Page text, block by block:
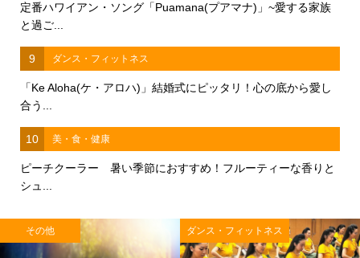
定番ハワイアン・ソング「Puamana(プアマナ)」~愛する家族
と過ご...
9 ダンス・フィットネス
「Ke Aloha(ケ・アロハ)」結婚式にピッタリ！心の底から愛し
合う...
10 美・食・健康
ピーチクーラー 暑い季節におすすめ！フルーティーな香りと
シュ...
その他 ダンス・フィットネス